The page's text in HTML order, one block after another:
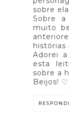
sobre
Sobre a
muito
histórias
Adorei
esta
sobre a
Beijos! ♡